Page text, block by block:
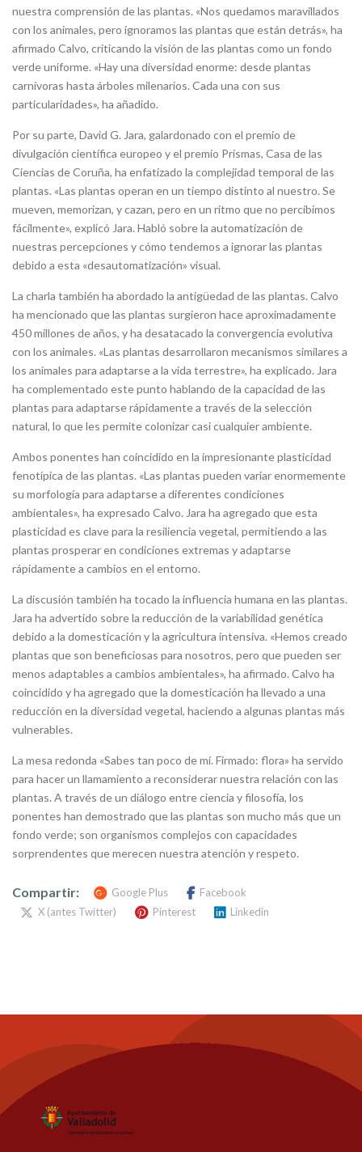
nuestra comprensión de las plantas. «Nos quedamos maravillados
con los animales, pero ignoramos las plantas que están detrás», ha
afirmado Calvo, criticando la visión de las plantas como un fondo
verde uniforme. «Hay una diversidad enorme: desde plantas
carnívoras hasta árboles milenarios. Cada una con sus
particularidades», ha añadido.
Por su parte, David G. Jara, galardonado con el premio de
divulgación científica europeo y el premio Prismas, Casa de las
Ciencias de Coruña, ha enfatizado la complejidad temporal de las
plantas. «Las plantas operan en un tiempo distinto al nuestro. Se
mueven, memorizan, y cazan, pero en un ritmo que no percibimos
fácilmente», explicó Jara. Habló sobre la automatización de
nuestras percepciones y cómo tendemos a ignorar las plantas
debido a esta «desautomatización» visual.
La charla también ha abordado la antigüedad de las plantas. Calvo
ha mencionado que las plantas surgieron hace aproximadamente
450 millones de años, y ha desatacado la convergencia evolutiva
con los animales. «Las plantas desarrollaron mecanismos similares a
los animales para adaptarse a la vida terrestre», ha explicado. Jara
ha complementado este punto hablando de la capacidad de las
plantas para adaptarse rápidamente a través de la selección
natural, lo que les permite colonizar casi cualquier ambiente.
Ambos ponentes han coincidido en la impresionante plasticidad
fenotípica de las plantas. «Las plantas pueden variar enormemente
su morfología para adaptarse a diferentes condiciones
ambientales», ha expresado Calvo. Jara ha agregado que esta
plasticidad es clave para la resiliencia vegetal, permitiendo a las
plantas prosperar en condiciones extremas y adaptarse
rápidamente a cambios en el entorno.
La discusión también ha tocado la influencia humana en las plantas.
Jara ha advertido sobre la reducción de la variabilidad genética
debido a la domesticación y la agricultura intensiva. «Hemos creado
plantas que son beneficiosas para nosotros, pero que pueden ser
menos adaptables a cambios ambientales», ha afirmado. Calvo ha
coincidido y ha agregado que la domesticación ha llevado a una
reducción en la diversidad vegetal, haciendo a algunas plantas más
vulnerables.
La mesa redonda «Sabes tan poco de mí. Firmado: flora» ha servido
para hacer un llamamiento a reconsiderar nuestra relación con las
plantas. A través de un diálogo entre ciencia y filosofía, los
ponentes han demostrado que las plantas son mucho más que un
fondo verde; son organismos complejos con capacidades
sorprendentes que merecen nuestra atención y respeto.
Compartir: Google Plus
Facebook
X (antes Twitter)
Pinterest Linkedin